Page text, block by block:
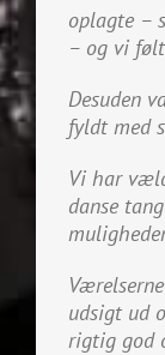
oplagte –
– og vi
Desuden
fyldt med
Vi har
danse
udsigt ud
rigtig god